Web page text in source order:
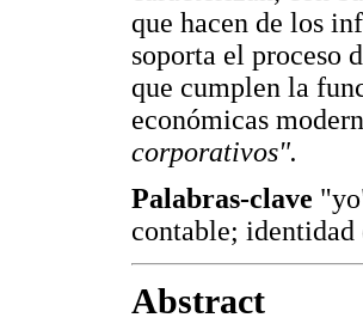
que hacen de los
soporta el proceso
que cumplen la
económicas
corporativos".
Palabras-clave
contable;
Abstract